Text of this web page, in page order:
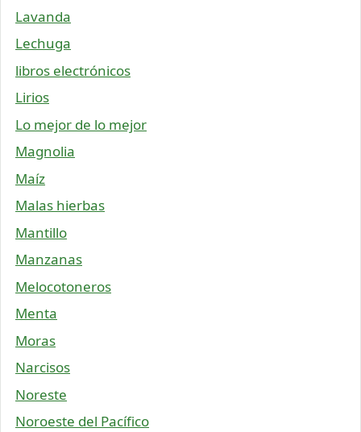
Lavanda
Lechuga
libros electrónicos
Lirios
Lo mejor de lo mejor
Magnolia
Maíz
Malas hierbas
Mantillo
Manzanas
Melocotoneros
Menta
Moras
Narcisos
Noreste
Noroeste del Pacífico